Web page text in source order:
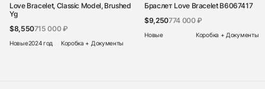
Love Bracelet, Classic Model, Brushed
Yg
$8,550715 000 ₽
Новые2024 год Коробка + Документы
Браслет Love Bracelet B6067417
$9,250774 000 ₽
Новые Коробка + Документы